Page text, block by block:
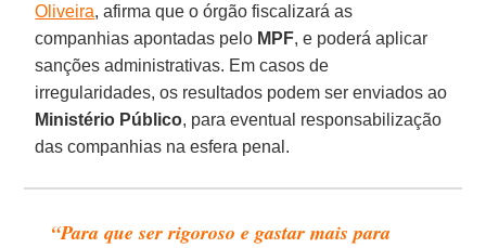
Oliveira, afirma que o órgão fiscalizará as
companhias apontadas pelo MPF, e poderá aplicar
sanções administrativas. Em casos de
irregularidades, os resultados podem ser enviados ao
Ministério Público, para eventual responsabilização
das companhias na esfera penal.
“Para que ser rigoroso e gastar mais para